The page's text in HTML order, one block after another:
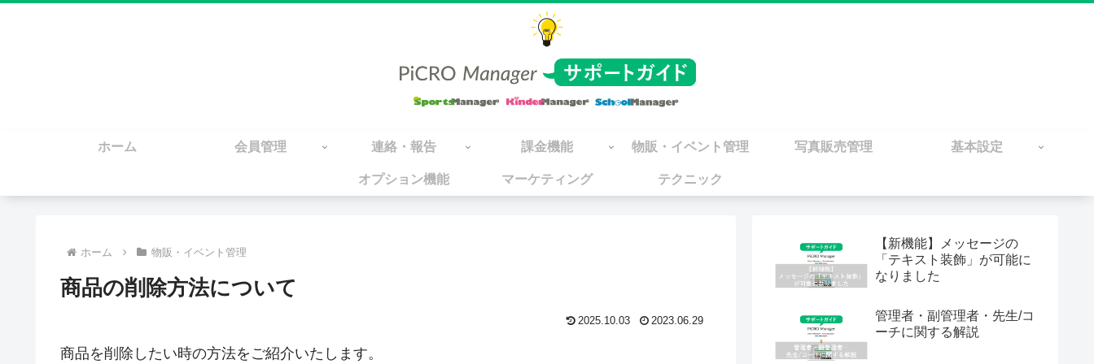
ホーム 会員管理 連絡・報告 課金機能 物販・イベント管理 写真販売管理 基本設定
オプション機能 マーケティング テクニック
ホーム 物販・イベント管理
商品の削除方法について
2025.10.03 2023.06.29
商品を削除したい時の方法をご紹介いたします。
【新機能】メッセージの
「テキスト装飾」が可能に
なりました
管理者・副管理者・先生/コ
ーチに関する解説